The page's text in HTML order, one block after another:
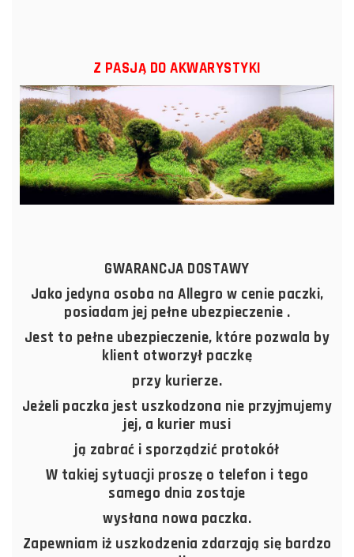
Z PASJĄ DO AKWARYSTYKI
GWARANCJA DOSTAWY
Jako jedyna osoba na Allegro w cenie paczki,
posiadam jej pełne ubezpieczenie .
Jest to pełne ubezpieczenie, które pozwala by
klient otworzył paczkę
przy kurierze.
Jeżeli paczka jest uszkodzona nie przyjmujemy
jej, a kurier musi
ją zabrać i sporządzić protokół
W takiej sytuacji proszę o telefon i tego
samego dnia zostaje
wysłana nowa paczka.
Zapewniam iż uszkodzenia zdarzają się bardzo